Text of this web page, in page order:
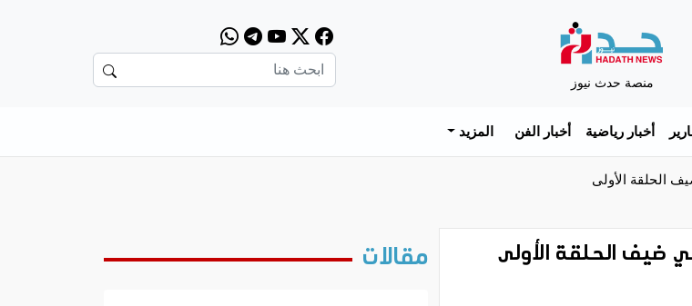
منصة حدث نيوز
أخبار رياضية أخبار الفن المزيد
مقالات